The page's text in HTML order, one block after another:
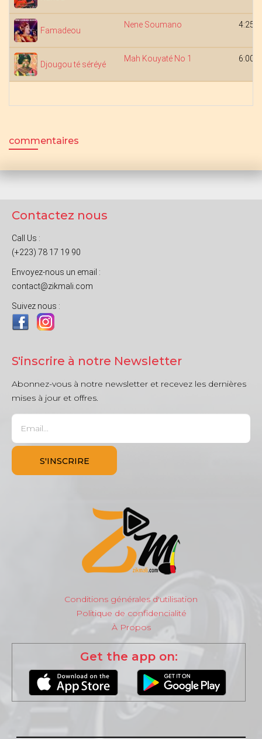
Famadeou
Nene Soumano 4:25
Djougou té séréyé
Mah Kouyaté No 1 6:00
commentaires
Contactez nous
Call Us :
(+223) 78 17 19 90
Envoyez-nous un email :
contact@zikmali.com
Suivez nous :
S'inscrire à notre Newsletter
Abonnez-vous à notre newsletter et recevez les dernières
mises à jour et offres.
Conditions générales d'utilisation
Politique de confidencialité
À Propos
Get the app on: